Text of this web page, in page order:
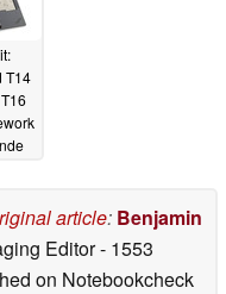
T14
article: Benjamin
Editor- 1553
on Notebookcheck